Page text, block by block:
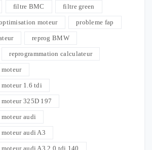
filtre BMC filtre green
moteur probleme fap
reprog BMW
reprogrammation calculateur
1.6 tdi
325D 197
audi
audi A3
audi A3 2.0 tdi 140